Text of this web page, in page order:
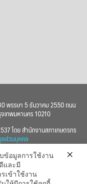
พรรษา 5 ธันวาคม 2550 ถนน
เทพมหานคร 10210
โดย สำนักงานสภาเกษตรกร
ส่วนบุคคล
ข้อมูลการใช้งาน
และมี
เข้าใช้งาน